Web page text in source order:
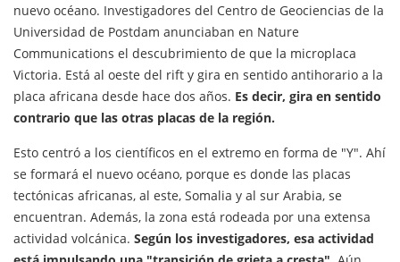
nuevo océano. Investigadores del Centro de Geociencias de la
Universidad de Postdam anunciaban en Nature
Communications el descubrimiento de que la microplaca
Victoria. Está al oeste del rift y gira en sentido antihorario a la
placa africana desde hace dos años. Es decir, gira en sentido
contrario que las otras placas de la región.
Esto centró a los científicos en el extremo en forma de "Y". Ahí
se formará el nuevo océano, porque es donde las placas
tectónicas africanas, al este, Somalia y al sur Arabia, se
encuentran. Además, la zona está rodeada por una extensa
actividad volcánica. Según los investigadores, esa actividad